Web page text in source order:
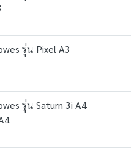
รุ่น Pixel A3
รุ่น Saturn 3i A4